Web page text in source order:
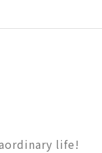
life!